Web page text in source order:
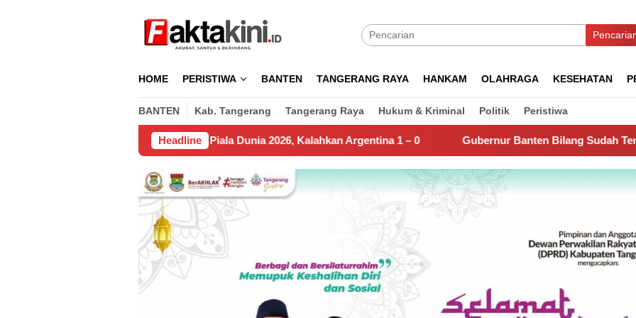
HOME PERISTIWA BANTEN TANGERANG RAYA HANKAM OLAHRAGA KESEHATAN
BANTEN Kab. Tangerang Tangerang Raya Hukum & Kriminal Politik Peristiwa
Headline
Spanyol Juara Piala Dunia 2026, Kalahkan Argentina 1 – 0 Gubernur Banten Bilang Sudah Temukan Biang Kerok